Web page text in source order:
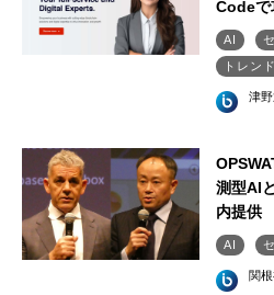
Codeで
AI
トレン
津野
測型AI
内提供
AI
関根